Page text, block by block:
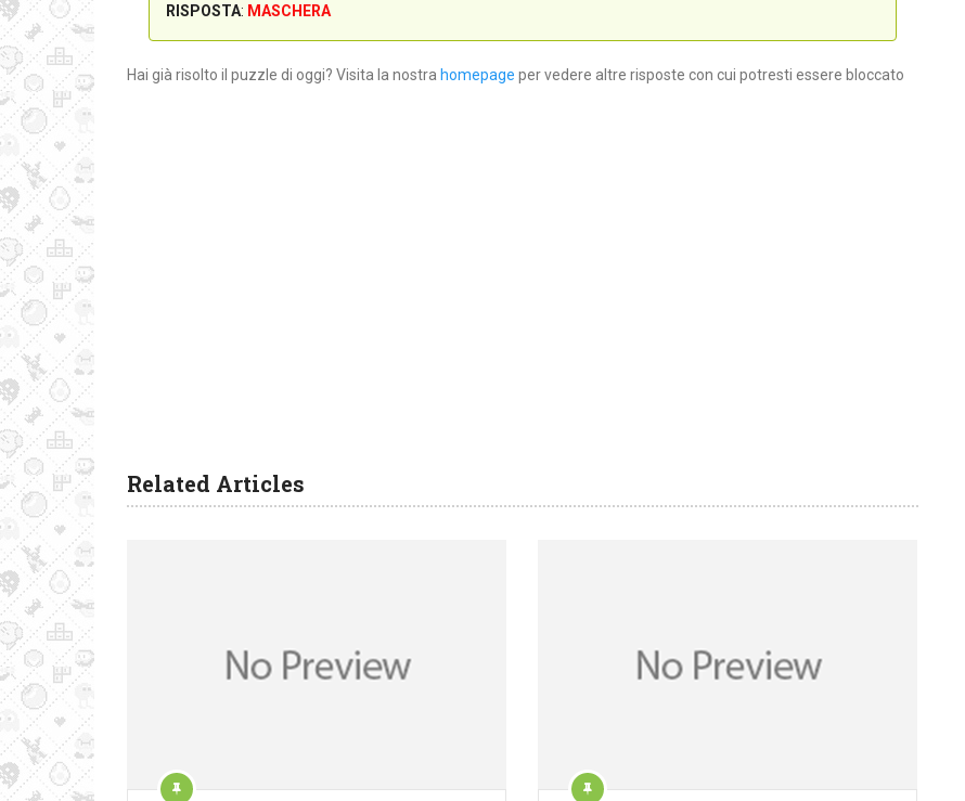
RISPOSTA: MASCHERA
Hai già risolto il puzzle di oggi? Visita la nostra homepage per vedere altre risposte con cui potresti essere bloccato
Related Articles